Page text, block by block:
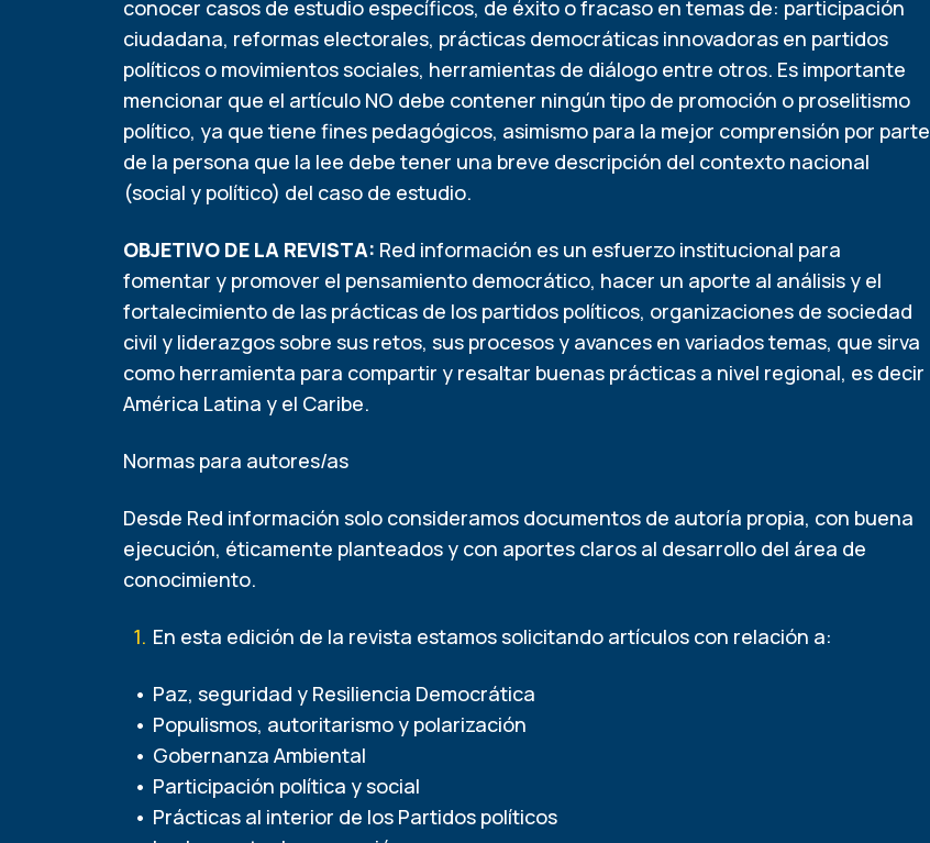
conocer casos de estudio específicos, de éxito o fracaso en temas de: participación
ciudadana, reformas electorales, prácticas democráticas innovadoras en partidos
políticos o movimientos sociales, herramientas de diálogo entre otros. Es importante
mencionar que el artículo NO debe contener ningún tipo de promoción o proselitismo
político, ya que tiene fines pedagógicos, asimismo para la mejor comprensión por parte
de la persona que la lee debe tener una breve descripción del contexto nacional
(social y político) del caso de estudio.
OBJETIVO DE LA REVISTA: Red información es un esfuerzo institucional para
fomentar y promover el pensamiento democrático, hacer un aporte al análisis y el
fortalecimiento de las prácticas de los partidos políticos, organizaciones de sociedad
civil y liderazgos sobre sus retos, sus procesos y avances en variados temas, que sirva
como herramienta para compartir y resaltar buenas prácticas a nivel regional, es decir
América Latina y el Caribe.
Normas para autores/as
Desde Red información solo consideramos documentos de autoría propia, con buena
ejecución, éticamente planteados y con aportes claros al desarrollo del área de
conocimiento.
En esta edición de la revista estamos solicitando artículos con relación a:
Paz, seguridad y Resiliencia Democrática
Populismos, autoritarismo y polarización
Gobernanza Ambiental
Participación política y social
Prácticas al interior de los Partidos políticos